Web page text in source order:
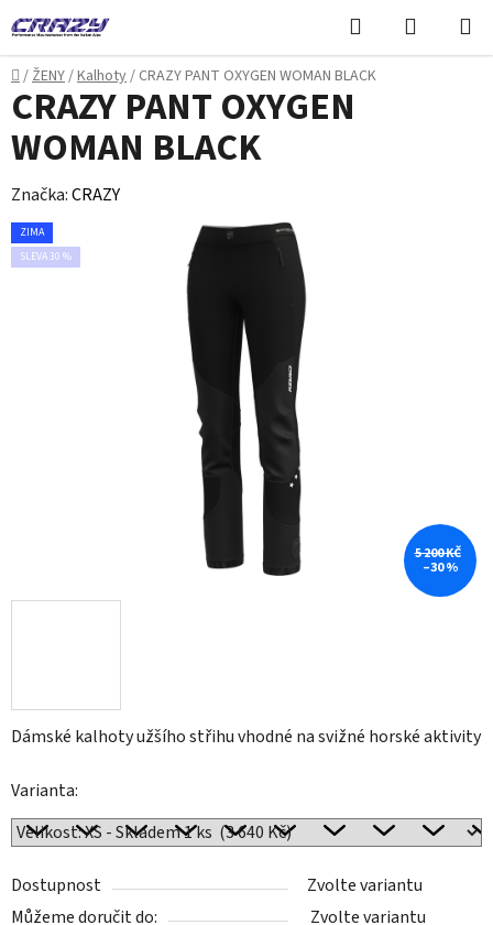
na
obsah
Hledat
KOŠÍK
Domů
/ŽENY/Kalhoty/ CRAZY PANT OXYGEN WOMAN BLACK
Dámské kalhoty užšího střihu vhodné na svižné horské aktivity
Varianta:
Dostupnost
Zvolte variantu
Můžeme doručit do:
Zvolte variantu
CRAZY PANT OXYGEN
WOMAN BLACK
Značka:CRAZY
ZIMA
SLEVA 30 %
5 200 KČ
–30 %